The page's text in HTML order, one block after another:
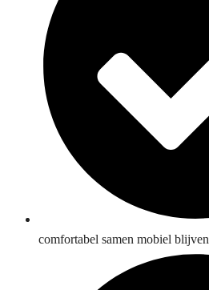
comfortabel samen mobiel blijven